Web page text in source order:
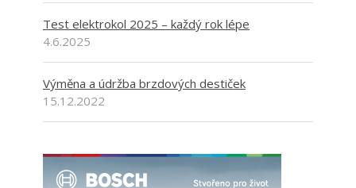
Test elektrokol 2025 – každý rok lépe
4.6.2025
Výměna a údržba brzdových destiček
15.12.2022